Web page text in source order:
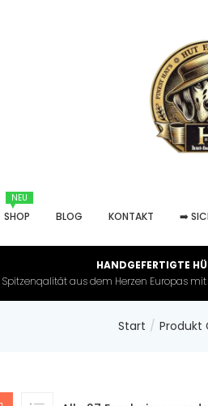
NEU
SHOP BLOG KONTAKT ➡️
HANDGEFERTIGTE
aus dem Herzen Europas mit
Start Produkt